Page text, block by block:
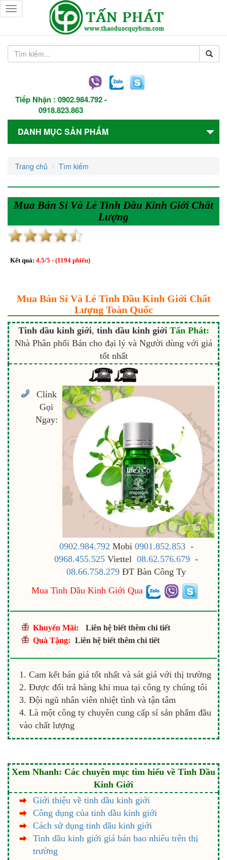
Tiếp Nhận : 0902.984.792-
0918.823.863
Toggle
navigation
DANH MỤC SẢN PHẨM
Trang chủ Tìm kiếm
Mua Bán Sỉ Và Lẻ Tinh Dầu Kinh Giới Chất
Lượng
Kết quả: 4.5/5 - (1194 phiếu)
Mua Bán Sỉ Và Lẻ Tinh Dầu Kinh Giới Chất
Lượng Toàn Quốc
Tinh dầu kinh giới, tinh dầu kinh giới Tấn Phát:
Nhà Phân phối Bán cho đại lý và Người dùng với giá
tốt nhất
Clink
Gọi
Ngay:
0902.984.792 Mobi 0901.852.853-
0968.455.525 Viettel 08.62.576.679 -
08.66.758.279 ĐT Bàn Công Ty
Mua Tinh Dầu Kinh Giới Qua
Khuyến Mãi:
Liên hệ biết thêm chi tiết
Quà Tặng: Liên hệ biết thêm chi tiết
Cam kết bán giá tốt nhất và sát giá với thị trường
Được đổi trả hàng khi mua tại công ty chúng tôi
Đội ngũ nhân viên nhiệt tình và tận tâm
Là một công ty chuyên cung cấp sỉ sản phẩm đầu
vào chất lượng
Xem Nhanh: Các chuyên mục tìm hiểu về Tinh Dầu
Kinh Giới
Giới thiệu về tinh dầu kinh giới
Công dụng của tinh dầu kinh giới
Cách sử dụng tinh dầu kinh giới
Tinh dầu kinh giới giá bán bao nhiêu trên thị
trường